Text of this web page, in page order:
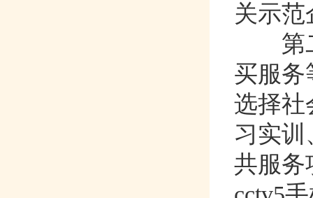
关示范
第
买服务
选择社
习实训
共服务